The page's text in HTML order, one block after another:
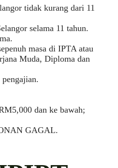
tidak kurang dari 11
selama 11 tahun.
masa di IPTA atau
Muda, Diploma dan
dan ke bawah;
GAGAL.